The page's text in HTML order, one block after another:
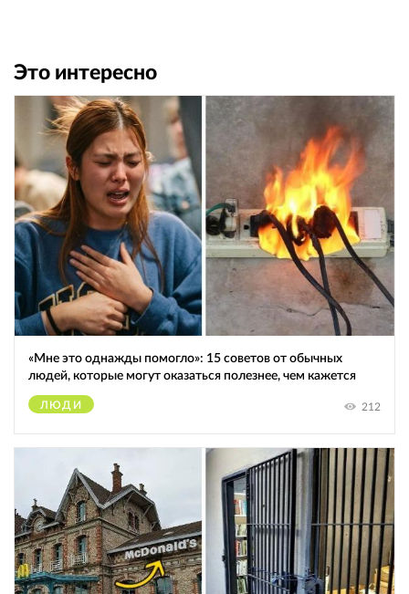
Это интересно
«Мне это однажды помогло»: 15 советов от обычных
людей, которые могут оказаться полезнее, чем кажется
ЛЮДИ 212